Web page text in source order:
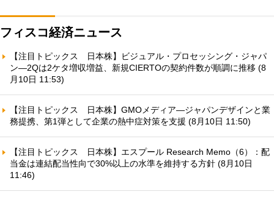
フィスコ経済ニュース
【注目トピックス 日本株】ビジュアル・プロセッシング・ジャパ
ン—2Qは2ケタ増収増益、新規CIERTOの契約件数が順調に推移 (8
月10日 11:53)
【注目トピックス 日本株】GMOメディア—ジャパンデザインと業
務提携、第1弾として企業の熱中症対策を支援 (8月10日 11:50)
【注目トピックス 日本株】エスプール Research Memo（6）：配
当金は連結配当性向で30%以上の水準を維持する方針 (8月10日
11:46)